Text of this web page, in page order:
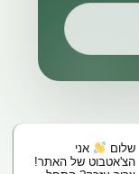
שלום
אני
הצ'אטבוט של האתר!